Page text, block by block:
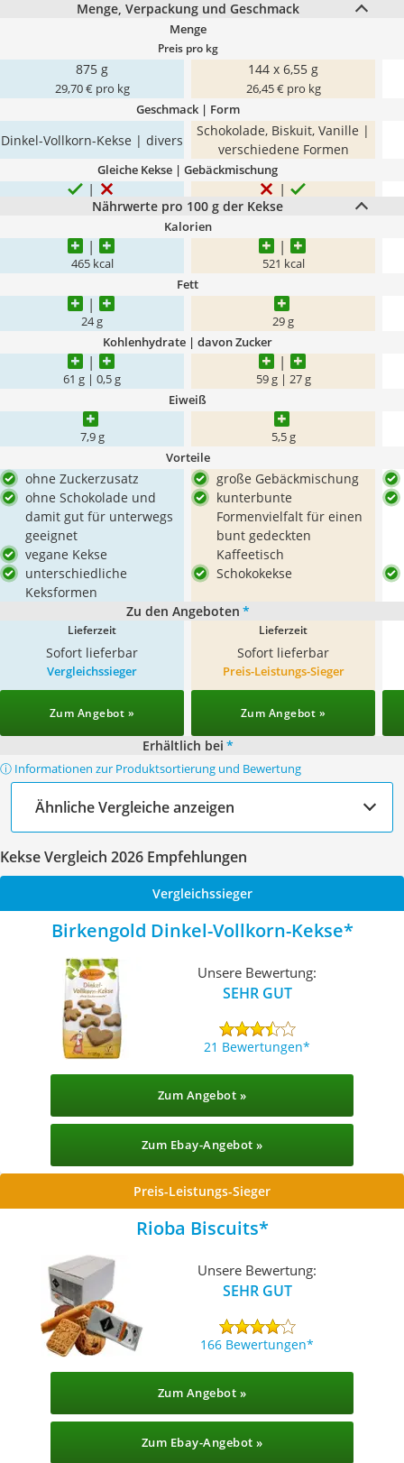
Menge, Verpackung und Geschmack
Menge
Preis pro kg
875 g
29,70 € pro kg
144 x 6,55 g
26,45 € pro kg
Geschmack | Form
Dinkel-Vollkorn-Kekse | divers
Schokolade, Biskuit, Vanille |
verschiedene Formen
Gleiche Kekse | Gebäckmischung
Nährwerte pro 100 g der Kekse
Kalorien
465 kcal 521 kcal
Fett
24 g 29 g
Kohlenhydrate | davon Zucker
61 g | 0,5 g 59 g | 27 g
Eiweiß
7,9 g 5,5 g
Vorteile
ohne Zuckerzusatz
ohne Schokolade und
damit gut für unterwegs
geeignet
vegane Kekse
unterschiedliche
Keksformen
große Gebäckmischung
kunterbunte
Formenvielfalt für einen
bunt gedeckten
Kaffeetisch
Schokokekse
Zu den Angeboten *
Lieferzeit
Sofort lieferbar
Lieferzeit
Sofort lieferbar
Vergleichssieger
Zum Angebot »
Preis-Leistungs-Sieger
Zum Angebot »
Erhältlich bei *
ⓘ Informationen zur Produktsortierung und Bewertung
Ähnliche Vergleiche anzeigen
Kekse Vergleich 2026 Empfehlungen
Vergleichssieger
Birkengold Dinkel-Vollkorn-Kekse
Unsere Bewertung:
SEHR GUT
21 Bewertungen
Zum Angebot »
Zum Ebay-Angebot »
Preis-Leistungs-Sieger
Rioba Biscuits
Unsere Bewertung:
SEHR GUT
166 Bewertungen
Zum Angebot »
Zum Ebay-Angebot »